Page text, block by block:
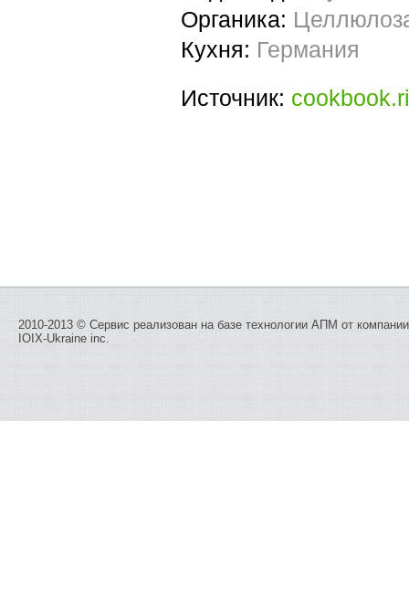
Органика:
Кухня: Германия
Источник:
2010-2013 © Сервис реализован на базе технологии АПМ от компании
IOIX-Ukraine inc.